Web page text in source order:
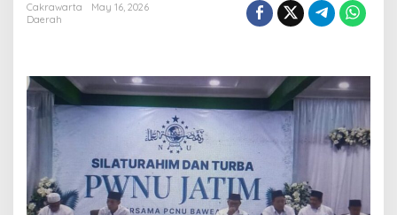
r
e
s
i
a
s
i
L
o
Cakrawarta
May 16, 2026
Daerah